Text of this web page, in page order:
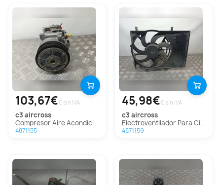
103,67€€ sin IVA
c3 aircross
Compresor Aire Acondicionado Para Citroen C3 Aircross
4871155
45,98€€ sin IVA
c3 aircross
Electroventilador Para Citroen C3 Aircross
4871159